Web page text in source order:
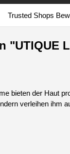
Trusted Shops
bieten der Haut
verleihen ihm